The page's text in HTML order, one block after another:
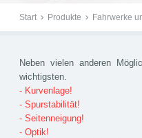
Start Produkte Fahrwerke
Neben vielen anderen
wichtigsten.
- Kurvenlage!
- Spurstabilität!
- Seitenneigung!
- Optik!